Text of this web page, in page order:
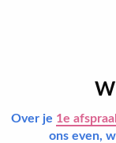
Over je 1e
ons even,